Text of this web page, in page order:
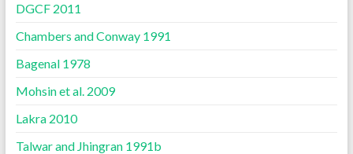
DGCF 2011
Chambers and Conway 1991
Bagenal 1978
Mohsin et al. 2009
Lakra 2010
Talwar and Jhingran 1991b